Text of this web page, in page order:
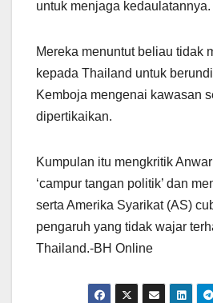
untuk menjaga kedaulatannya.
Mereka menuntut beliau tidak
kepada Thailand untuk
Kemboja mengenai kawasan
dipertikaikan.
Kumpulan itu mengkritik
‘campur tangan politik’ dan
serta Amerika Syarikat (AS)
pengaruh yang tidak wajar
Thailand.-BH Online